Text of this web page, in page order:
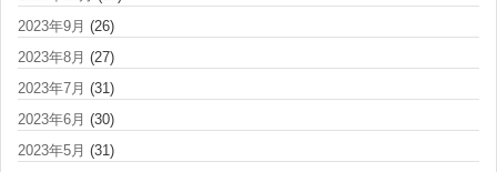
2023年9月 (26)
2023年8月 (27)
2023年7月 (31)
2023年6月 (30)
2023年5月 (31)